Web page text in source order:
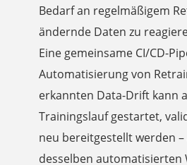
Bedarf an regelmäßigem
ändernde Daten zu
Eine gemeinsame CI/CD-
Automatisierung von
erkannten Data-Drift kann
Trainingslauf gestartet,
neu bereitgestellt werden
desselben automatisierten